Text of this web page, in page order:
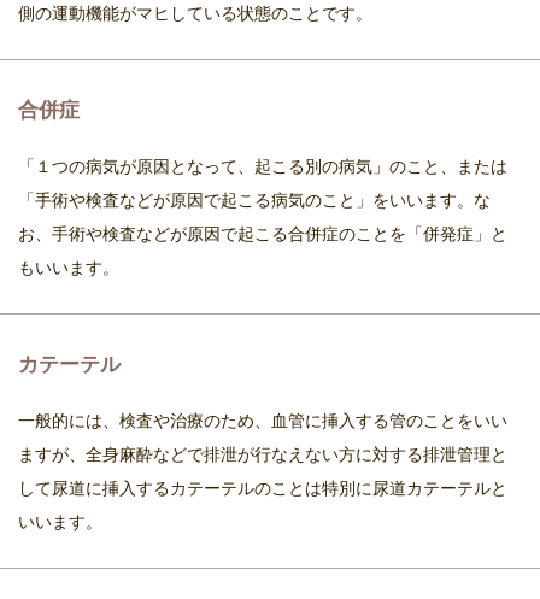
側の運動機能がマヒしている状態のことです。
合併症
「１つの病気が原因となって、起こる別の病気」のこと、または
「手術や検査などが原因で起こる病気のこと」をいいます。な
お、手術や検査などが原因で起こる合併症のことを「併発症」と
もいいます。
カテーテル
一般的には、検査や治療のため、血管に挿入する管のことをいい
ますが、全身麻酔などで排泄が行なえない方に対する排泄管理と
して尿道に挿入するカテーテルのことは特別に尿道カテーテルと
いいます。